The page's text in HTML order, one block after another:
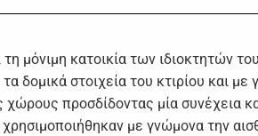
μόνιμη κατοικία των ιδιοκτητών
δομικά στοιχεία του κτιρίου και με
προσδίδοντας μία συνέχεια
με γνώμονα την